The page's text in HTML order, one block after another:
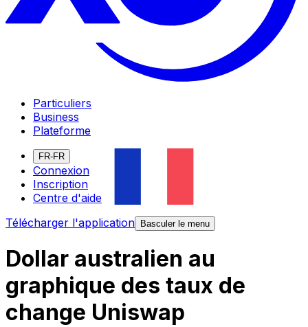
Particuliers
Business
Plateforme
FR-FR
Connexion
Inscription
Centre d'aide
Télécharger l'application
Basculer le menu
Dollar australien au
graphique des taux de
change Uniswap